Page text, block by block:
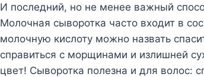
И последний, но не менее важный
Молочная сыворотка часто входит в
молочную кислоту можно назвать
справиться с морщинами и излишней
цвет! Сыворотка полезна и для волос: